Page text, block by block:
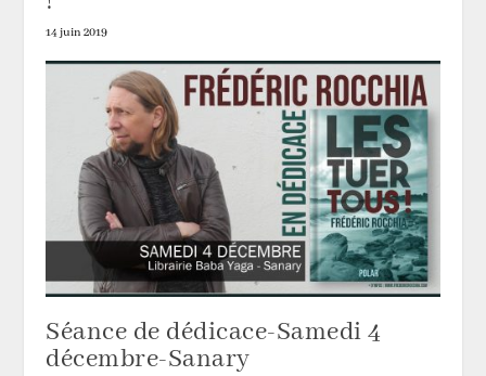
14 juin 2019
Séance de dédicace-Samedi 4
décembre-Sanary